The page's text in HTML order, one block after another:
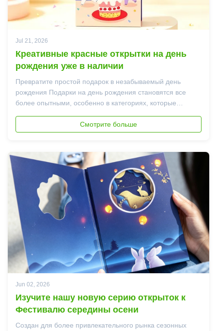
Jul 21, 2026
Креативные красные открытки на день
рождения уже в наличии
Превратите простой подарок в незабываемый день
рождения Подарки на день рождения становятся все
более опытными, особенно в категориях, которые
ценность празднования. Наш последнийКреативные
карточки с красными конвертами на день
Смотрите больше
Jun 02, 2026
Изучите нашу новую серию открыток к
Фестивалю середины осени
Создан для более привлекательного рынка сезонных